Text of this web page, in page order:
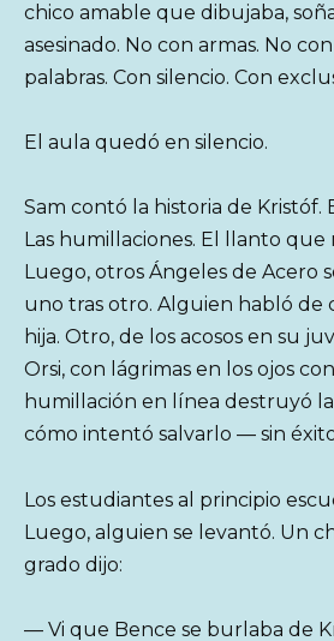
chico amable que dibujaba,
asesinado. No con armas. No
palabras. Con silencio. Con
El aula quedó en silencio.
Sam contó la historia de Kristóf.
Las humillaciones. El llanto que
Luego, otros Ángeles de Acero
uno tras otro. Alguien habló de
hija. Otro, de los acosos en su
Orsi, con lágrimas en los ojos
humillación en línea destruyó
cómo intentó salvarlo — sin
Los estudiantes al principio
Luego, alguien se levantó. Un
grado dijo:
— Vi que Bence se burlaba de